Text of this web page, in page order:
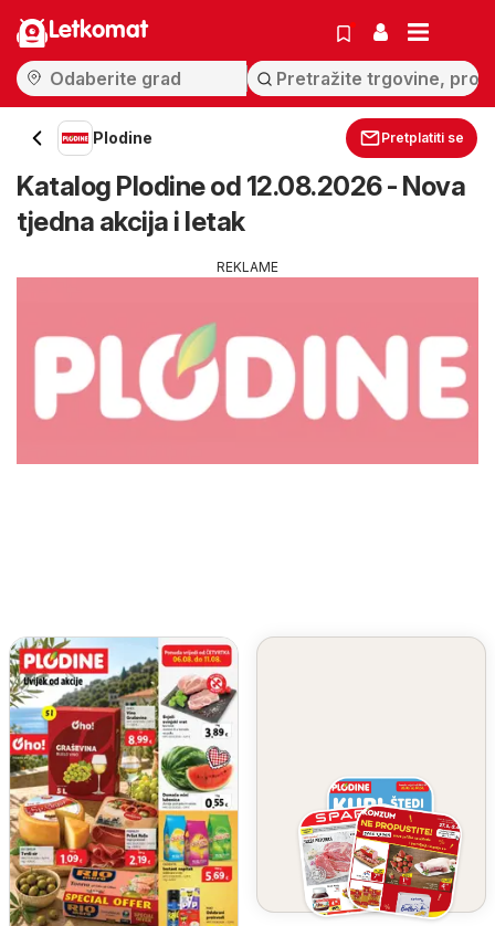
Letkomat
Plodine Pretplatiti se
Katalog Plodine od 12.08.2026 - Nova
tjedna akcija i letak
REKLAME